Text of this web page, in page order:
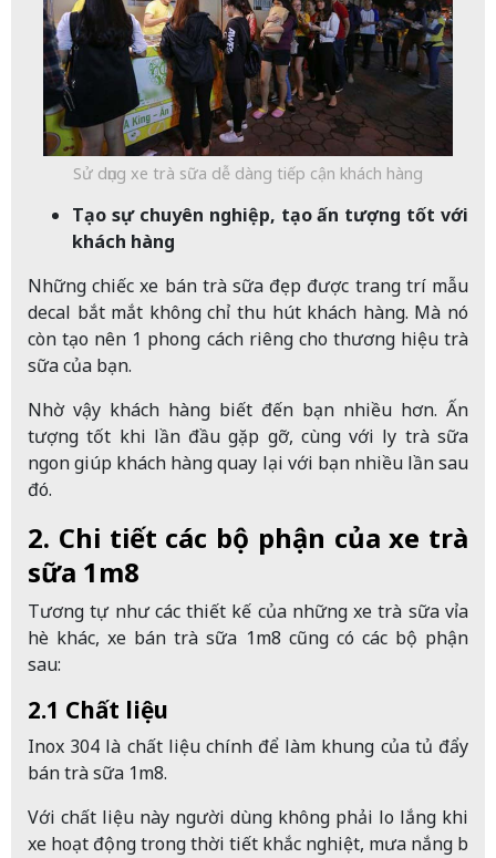
Sử dụng xe trà sữa dễ dàng tiếp cận khách hàng
Tạo sự chuyên nghiệp, tạo ấn tượng tốt với
khách hàng
Những chiếc xe bán trà sữa đẹp được trang trí mẫu
decal bắt mắt không chỉ thu hút khách hàng. Mà nó
còn tạo nên 1 phong cách riêng cho thương hiệu trà
sữa của bạn.
Nhờ vậy khách hàng biết đến bạn nhiều hơn. Ấn
tượng tốt khi lần đầu gặp gỡ, cùng với ly trà sữa
ngon giúp khách hàng quay lại với bạn nhiều lần sau
đó.
2. Chi tiết các bộ phận của xe trà
sữa 1m8
Tương tự như các thiết kế của những xe trà sữa vỉa
hè khác, xe bán trà sữa 1m8 cũng có các bộ phận
sau:
2.1 Chất liệu
Inox 304 là chất liệu chính để làm khung của tủ đẩy
bán trà sữa 1m8.
Với chất liệu này người dùng không phải lo lắng khi
xe hoạt động trong thời tiết khắc nghiệt, mưa nắng bị